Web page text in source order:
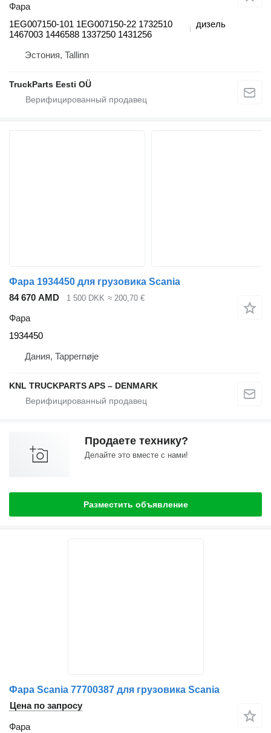
Фара
1EG007150-101 1EG007150-22 1732510
1467003 1446588 1337250 1431256
дизель
Эстония, Tallinn
TruckParts Eesti OÜ
Фара 1934450 для грузовика Scania
84 670 AMD
1 500 DKK ≈ 200,70 €
Фара
1934450
Дания, Tappernøje
KNL TRUCKPARTS APS – DENMARK
Продаете технику?
Делайте это вместе с нами!
Разместить объявление
Фара Scania 77700387 для грузовика Scania
Цена по запросу
Фара